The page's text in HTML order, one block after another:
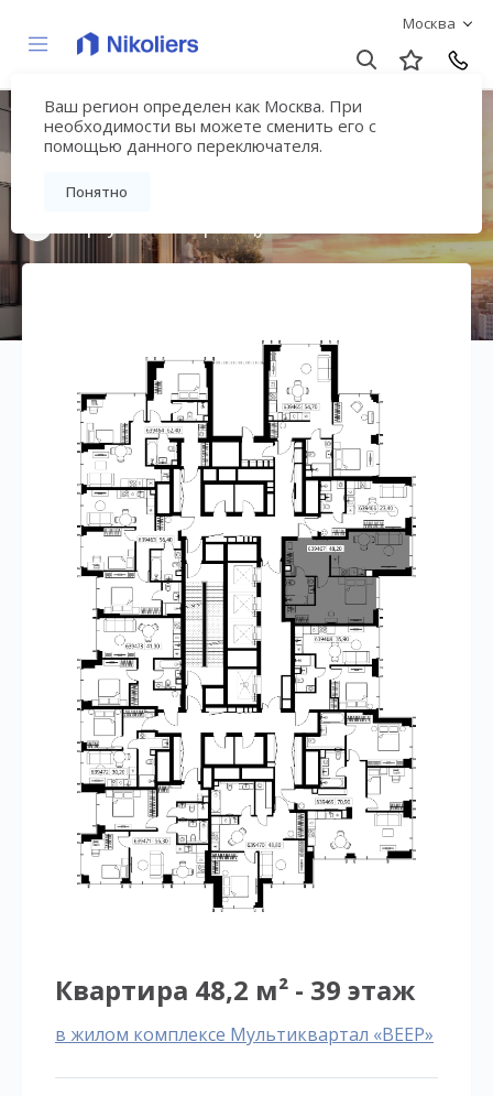
Москва
Ваш регион определен как Москва. При
необходимости вы можете сменить его с
помощью данного переключателя.
Понятно
Мультиквартал
«ВЕЕР»
Квартира 48,2 м² - 39 этаж
в жилом комплексе Мультиквартал «ВЕЕР»